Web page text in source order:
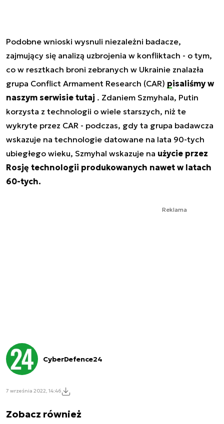
Podobne wnioski wysnuli niezależni badacze,
zajmujący się analizą uzbrojenia w konfliktach - o tym,
co w resztkach broni zebranych w Ukrainie znalazła
grupa Conflict Armament Research (CAR) pisaliśmy w
naszym serwisie tutaj . Zdaniem Szmyhala, Putin
korzysta z technologii o wiele starszych, niż te
wykryte przez CAR - podczas, gdy ta grupa badawcza
wskazuje na technologie datowane na lata 90-tych
ubiegłego wieku, Szmyhal wskazuje na użycie przez
Rosję technologii produkowanych nawet w latach
60-tych.
Reklama
CyberDefence24
7 września 2022, 14:46
Zobacz również